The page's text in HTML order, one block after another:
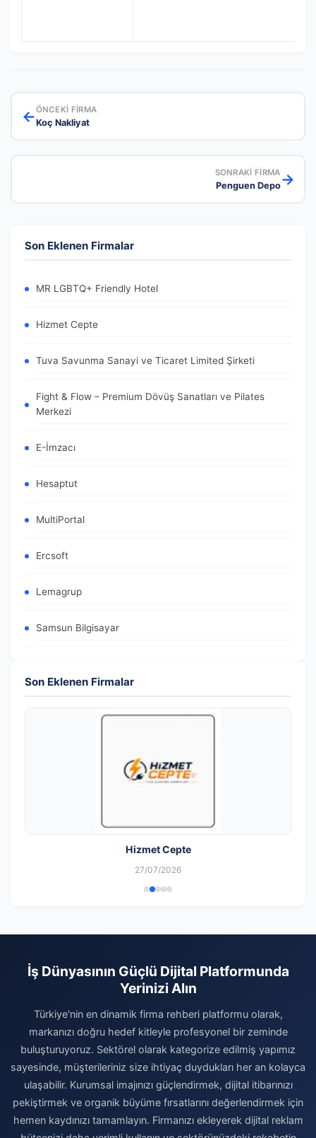
←ÖNCEKI FIRMA
Koç Nakliyat
SONRAKI FIRMA
Penguen Depo→
Son Eklenen Firmalar
MR LGBTQ+ Friendly Hotel
Hizmet Cepte
Tuva Savunma Sanayi ve Ticaret Limited Şirketi
Fight & Flow – Premium Dövüş Sanatları ve Pilates
Merkezi
E-İmzacı
Hesaptut
MultiPortal
Ercsoft
Lemagrup
Samsun Bilgisayar
Son Eklenen Firmalar
Hizmet Cepte
27/07/2026
İş Dünyasının Güçlü Dijital Platformunda
Yerinizi Alın
Türkiye'nin en dinamik firma rehberi platformu olarak,
markanızı doğru hedef kitleyle profesyonel bir zeminde
buluşturuyoruz. Sektörel olarak kategorize edilmiş yapımız
sayesinde, müşterileriniz size ihtiyaç duydukları her an kolayca
ulaşabilir. Kurumsal imajınızı güçlendirmek, dijital itibarınızı
pekiştirmek ve organik büyüme fırsatlarını değerlendirmek için
hemen kaydınızı tamamlayın. Firmanızı ekleyerek dijital reklam